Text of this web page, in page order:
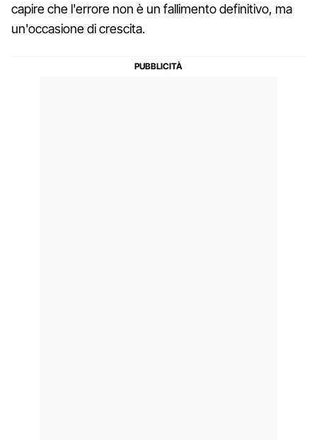
capire che l'errore non è un fallimento definitivo, ma
un'occasione di crescita.